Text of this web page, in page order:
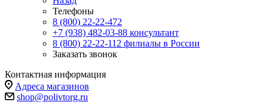
Телефоны
8 (800) 22-22-472
+7 (938) 482-03-88 консультант
8 (800) 22-22-112 филиалы в России
Заказать звонок
Контактная информация
Адреса магазинов
shop@polivtorg.ru